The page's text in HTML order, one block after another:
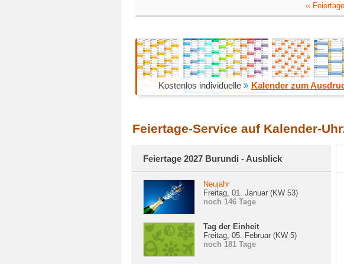
‹‹
Kostenlos individuelle Kalender zum
Feiertage-Service auf Kalender-
Feiertage 2027 Burundi - Ausblick
Neujahr
Freitag, 01. Januar (KW 53)
noch 146 Tage
Tag der Einheit
Freitag, 05. Februar (KW 5)
noch 181 Tage